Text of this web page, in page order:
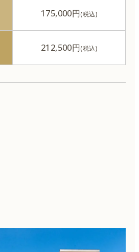
175,000円
212,500円